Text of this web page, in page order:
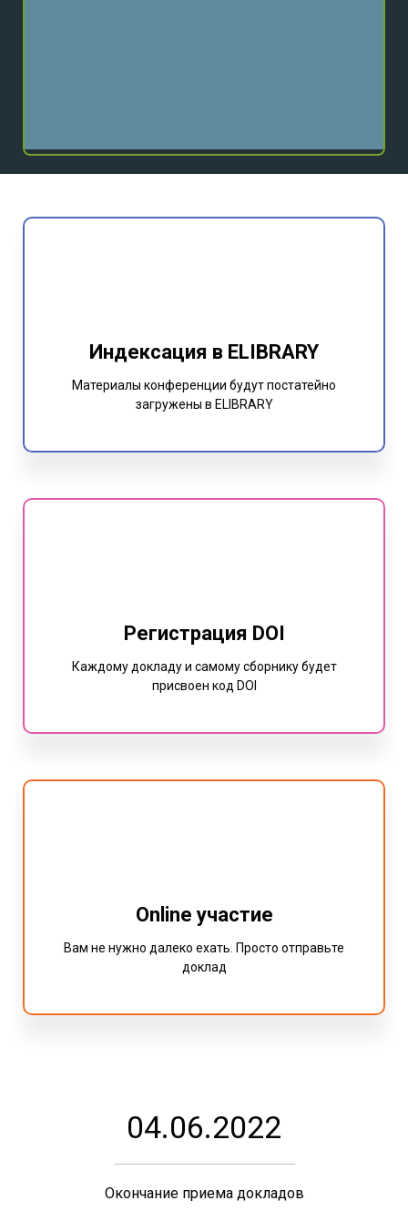
Индексация в ELIBRARY
Материалы конференции будут постатейно
загружены в ELIBRARY
Регистрация DOI
Каждому докладу и самому сборнику будет
присвоен код DOI
Online участие
Вам не нужно далеко ехать. Просто отправьте
доклад
04.06.2022
Окончание приема докладов